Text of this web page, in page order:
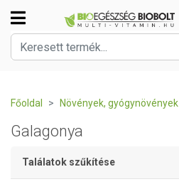
Főoldal Növények, gyógynövények
Galagonya
Találatok szűkítése